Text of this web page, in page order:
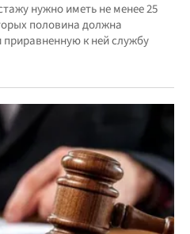
нужно иметь не менее 25
половина должна
к ней службу